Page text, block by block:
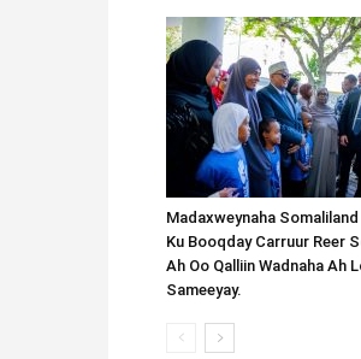
Madaxweynaha
Ku Booqday Carruur Reer
Ah Oo Qalliin Wadnaha Ah
Sameeyay.